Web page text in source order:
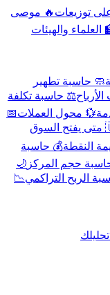
توزيعات 🔥 موصى
العلماء والهيئات
🧼 حاسبة تطهير
⚖️ حاسبة تكلفة
💱 محول العملات📅
🇺🇸 متى يفتح السوق
النقطة💰 حاسبة
حجم المركز 🌙
الربح التراكمي📉